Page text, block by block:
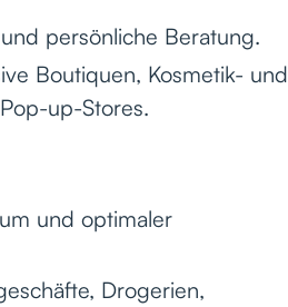
persönliche Beratung.
Boutiquen, Kosmetik- und
up-Stores.
und optimaler
Drogerien,